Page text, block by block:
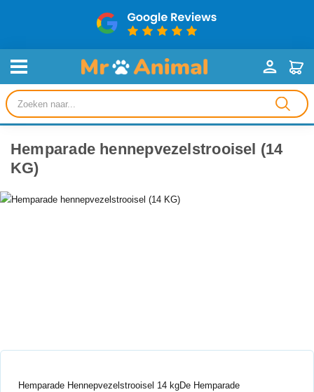
Producten
zoeken
Hemparade hennepvezelstrooisel (14
KG)
Hemparade Hennepvezelstrooisel 14 kgDe Hemparade